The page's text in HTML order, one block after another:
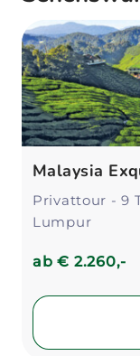
Malaysia
Privattour - 9
Lumpur
ab€ 2.260,-